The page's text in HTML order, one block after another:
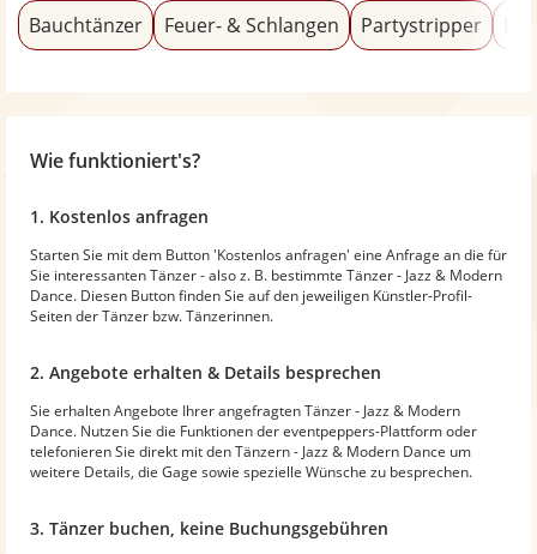
Bauchtänzer Feuer- & Schlangen Partystripper
Wie funktioniert's?
1. Kostenlos anfragen
Starten Sie mit dem Button 'Kostenlos anfragen' eine Anfrage an die für
Sie interessanten Tänzer - also z. B. bestimmte Tänzer - Jazz & Modern
Dance. Diesen Button finden Sie auf den jeweiligen Künstler-Profil-
Seiten der Tänzer bzw. Tänzerinnen.
2. Angebote erhalten & Details besprechen
Sie erhalten Angebote Ihrer angefragten Tänzer - Jazz & Modern
Dance. Nutzen Sie die Funktionen der eventpeppers-Plattform oder
telefonieren Sie direkt mit den Tänzern - Jazz & Modern Dance um
weitere Details, die Gage sowie spezielle Wünsche zu besprechen.
3. Tänzer buchen, keine Buchungsgebühren